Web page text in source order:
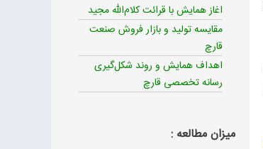
اغاز همایش با قرائت کلام‌الله مجید
مقایسه تولید و بازار فروش صنعت
قارچ
اهداف همایش و روند شکل‌گیری
رسانه تخصصی قارچ
میزان مطالعه :